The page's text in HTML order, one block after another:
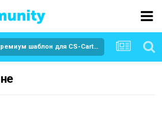
UniTheme2 - адаптивный премиум шаблон для CS-Cart и Multi-Vendor